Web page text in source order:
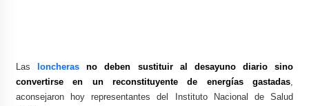
Las loncheras no deben sustituir al desayuno diario sino
convertirse en un reconstituyente de energías gastadas,
aconsejaron hoy representantes del Instituto Nacional de Salud